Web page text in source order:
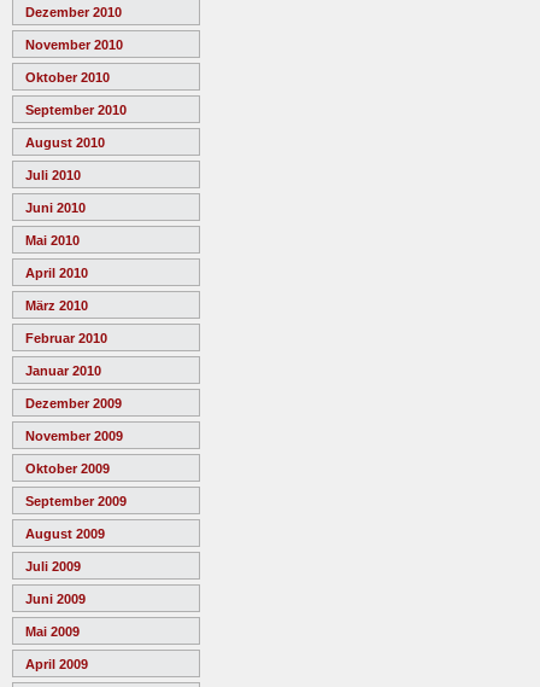
Dezember 2010
November 2010
Oktober 2010
September 2010
August 2010
Juli 2010
Juni 2010
Mai 2010
April 2010
März 2010
Februar 2010
Januar 2010
Dezember 2009
November 2009
Oktober 2009
September 2009
August 2009
Juli 2009
Juni 2009
Mai 2009
April 2009